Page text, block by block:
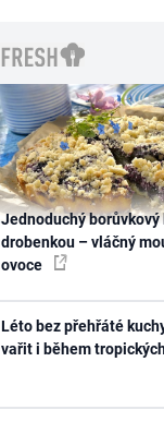
Jednoduchý borůvkový
drobenkou – vláčný
ovoce
Léto bez přehřáté
vařit i během